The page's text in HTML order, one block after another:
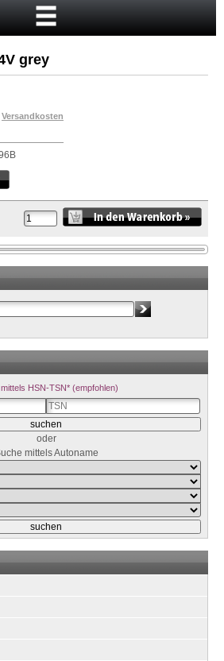
grey
Versandkosten
HSN-TSN* (empfohlen)
oder
mittels Autoname